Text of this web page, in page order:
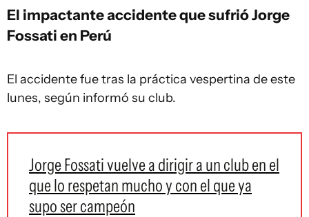
El impactante accidente que sufrió Jorge
Fossati en Perú
El accidente fue tras la práctica vespertina de este
lunes, según informó su club.
Jorge Fossati vuelve a dirigir a un club en el
que lo respetan mucho y con el que ya
supo ser campeón